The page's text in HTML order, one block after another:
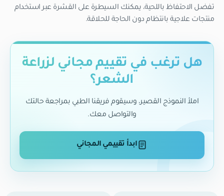
تفضل الاحتفاظ باللحية، يمكنك السيطرة على القشرة عبر استخدام
منتجات علاجية بانتظام دون الحاجة للحلاقة.
هل ترغب في تقييم مجاني لزراعة
الشعر؟
املأ النموذج القصير، وسيقوم فريقنا الطبي بمراجعة حالتك
والتواصل معك.
ابدأ تقييمي المجاني